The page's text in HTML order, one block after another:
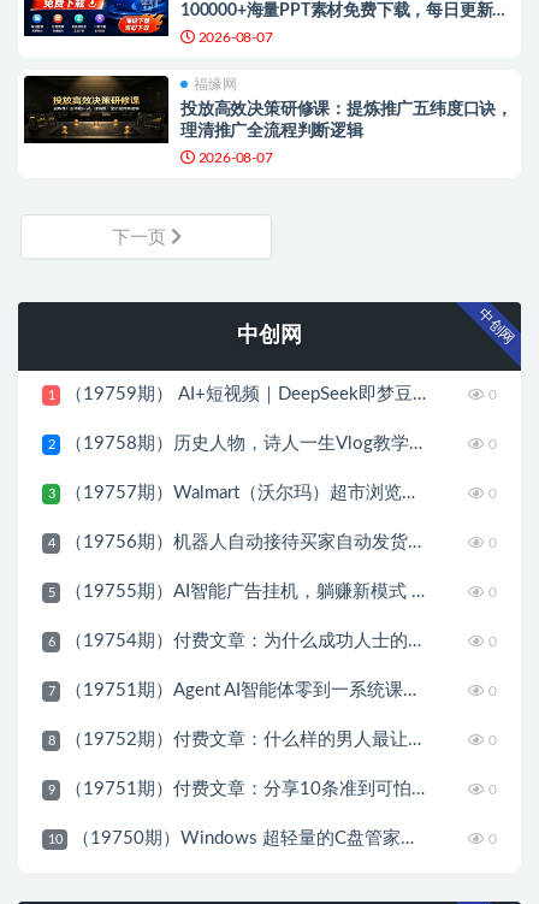
100000+海量PPT素材免费下载，每日更新，
分类清晰，免注册登录下载 爱PPT网
2026-08-07
福缘网
投放高效决策研修课：提炼推广五纬度口诀，
理清推广全流程判断逻辑
2026-08-07
下一页
中创网 中创网
1 （19759期） AI+短视频｜DeepSeek即梦豆包小云雀全工具教学，从账号定位到剪映剪辑，零基础也能快速上手做爆款 0
2 （19758期）历史人物，诗人一生Vlog教学， AI制作丨伙伴计划丨精选收益丨商单收徒 ，新领域红利期，抓紧做 0
3 （19757期）Walmart（沃尔玛）超市浏览标注项目，单账号日收益20+ 单电脑日收益可达1000+带分佣机制 0
4 （19756期）机器人自动接待买家自动发货，跟着系统学拼多多虚拟月入1-5万 0
5 （19755期）AI智能广告挂机，躺赚新模式 设备托管运行，解放双手持续变现 0
6 （19754期）付费文章：为什么成功人士的精力都很旺盛？ 0
7 （19751期）Agent AI智能体零到一系统课；零基础也能学会自动化实战，从核心概念到Coze工作流搭建完整覆盖 0
8 （19752期）付费文章：什么样的男人最让女人无法抵抗？ 0
9 （19751期）付费文章：分享10条准到可怕的识人术术，希望能帮到大家。 0
10 （19750期）Windows 超轻量的C盘管家！超级有特点，支持磁盘分析及清理提醒，2M大小体积，完全免费 C盘管家 0